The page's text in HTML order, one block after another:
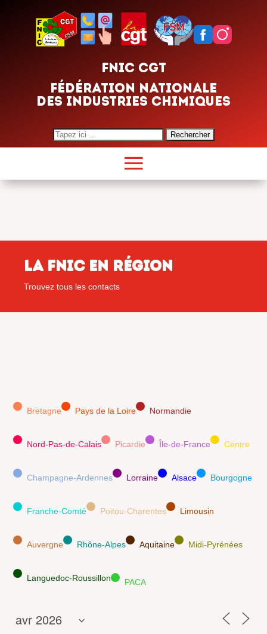
FNIC CGT
FÉDÉRATION NATIONALE
DES INDUSTRIES CHIMIQUES
Search
for:
LA FNIC EN RÉGION
Trouvez tous les contacts
Bretagne Pays de la Loire Normandie
Nord-Pas-de-Calais Picardie Île-de-France Centre
Champagne-Ardennes Lorraine Alsace Bourgogne
Franche-Comté Poitou-Charentes Limousin
Auvergne Rhône-Alpes Aquitaine Midi-Pyrénées
Languedoc-Roussillon PACA